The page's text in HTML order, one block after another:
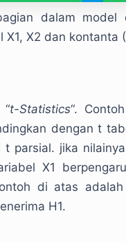
dalam model
X2 dan kontanta
t-Statistics“.
dengan t
parsial. jika
X1
di atas
H1.